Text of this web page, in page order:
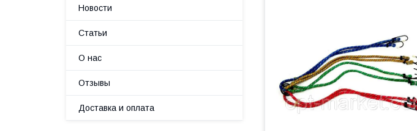
Новости
Статьи
О нас
Отзывы
Доставка и оплата